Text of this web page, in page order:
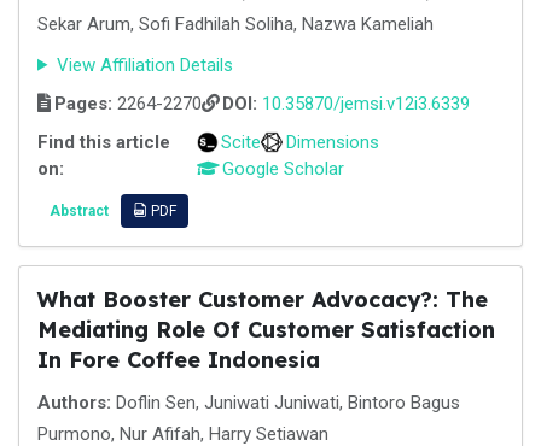
Sekar Arum, Sofi Fadhilah Soliha, Nazwa Kameliah
View Affiliation Details
Pages: 2264-2270 DOI: 10.35870/jemsi.v12i3.6339
Find this article
on:
Scite
Dimensions
Google Scholar
Abstract PDF
What Booster Customer Advocacy?: The
Mediating Role Of Customer Satisfaction
In Fore Coffee Indonesia
Authors: Doflin Sen, Juniwati Juniwati, Bintoro Bagus
Purmono, Nur Afifah, Harry Setiawan